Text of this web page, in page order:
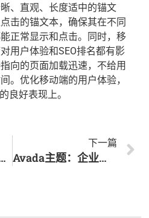
、直观、长度适中的锚文
击的锚文本，确保其在不同
正常显示和点击。同时，移
用户体验和SEO排名都有影
向的页面加载迅速，不给用
。优化移动端的用户体验，
良好表现上。
效管理业务流程
下一篇
Avada主题：企业站的强大基石